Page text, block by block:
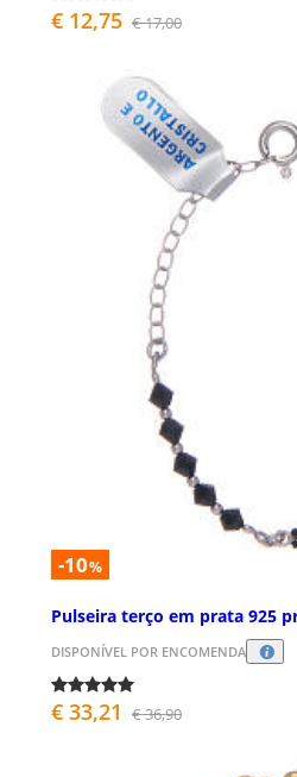
€ 12,75 € 17,00
-10%
Pulseira terço em prata 925
DISPONÍVEL POR ENCOMENDA
€ 33,21 € 36,90